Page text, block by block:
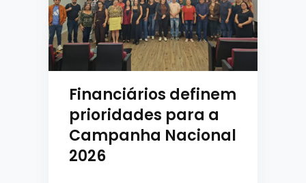
Financiários definem
prioridades para a
Campanha Nacional
2026